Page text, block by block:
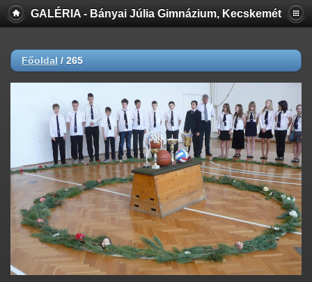
GALÉRIA - Bányai Júlia Gimnázium, Kecskemét
Főoldal / 265